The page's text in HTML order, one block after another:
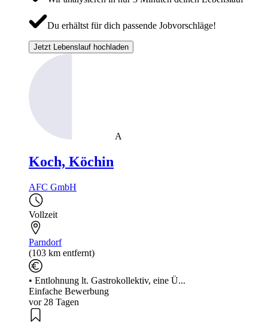
Du erhältst für dich passende Jobvorschläge!
Jetzt Lebenslauf hochladen
A
Koch, Köchin
AFC GmbH
Vollzeit
Parndorf
(103 km entfernt)
• Entlohnung lt. Gastrokollektiv, eine Ü...
Einfache Bewerbung
vor 28 Tagen